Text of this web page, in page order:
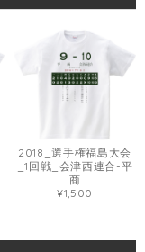
2018_選手権福島大会
_1回戦_会津西連合-平
商
¥1,500